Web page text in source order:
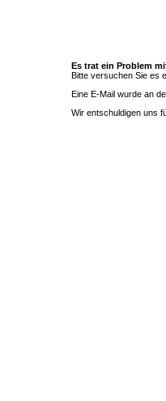
Es trat ein Problem
Bitte versuchen Sie es
Eine E-Mail wurde an
Wir entschuldigen uns